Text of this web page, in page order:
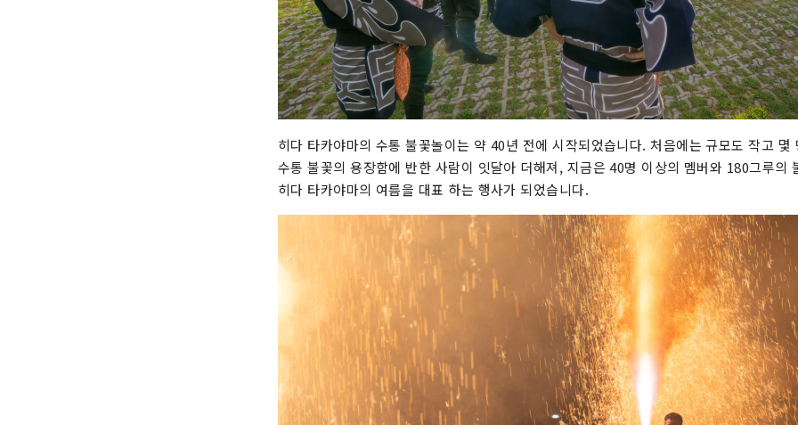
히다 타카야마의 수통 불꽃놀이는 약 40년 전에 시작되었습니다. 처음에는 규모도 작고 몇
수통 불꽃의 용장함에 반한 사람이 잇달아 더해져, 지금은 40명 이상의 멤버와 180그루의
히다 타카야마의 여름을 대표 하는 행사가 되었습니다.